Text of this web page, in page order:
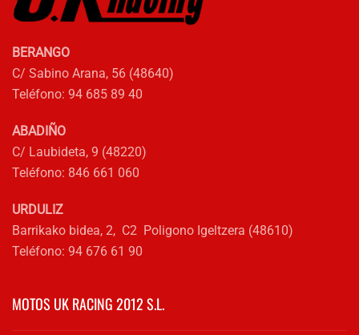
en
de
BERANGO
C/ Sabino Arana, 56 (48640)
Teléfono: 94 685 89 40
ABADIÑO
C/ Laubideta, 9 (48220)
Teléfono: 846 661 060
URDULIZ
Barrikako bidea, 2, C2 Poligono Igeltzera (48610)
Teléfono: 94 676 61 90
MOTOS UK RACING 2012 S.L.